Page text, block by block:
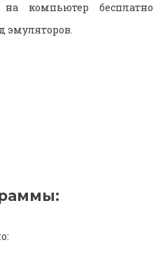
на компьютер бесплатно